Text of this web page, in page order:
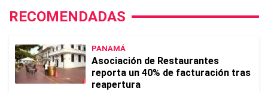
RECOMENDADAS
PANAMÁ
Asociación de Restaurantes
reporta un 40% de facturación tras
reapertura